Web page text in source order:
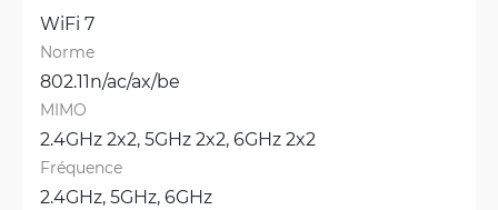
WiFi 7
Norme
802.11n/ac/ax/be
MIMO
2.4GHz 2x2, 5GHz 2x2, 6GHz 2x2
Fréquence
2.4GHz, 5GHz, 6GHz